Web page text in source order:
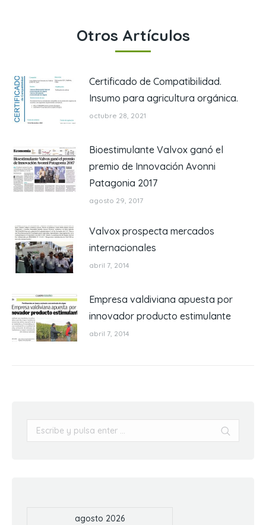
Otros Artículos
Certificado de Compatibilidad.
Insumo para agricultura orgánica.
octubre 28, 2021
Bioestimulante Valvox ganó el
premio de Innovación Avonni
Patagonia 2017
agosto 29, 2017
Valvox prospecta mercados
internacionales
abril 7, 2014
Empresa valdiviana apuesta por
innovador producto estimulante
abril 7, 2014
Buscar:
agosto 2026